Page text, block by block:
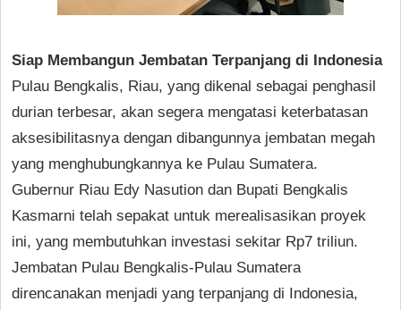
Siap Membangun Jembatan Terpanjang di Indonesia
Pulau Bengkalis, Riau, yang dikenal sebagai penghasil
durian terbesar, akan segera mengatasi keterbatasan
aksesibilitasnya dengan dibangunnya jembatan megah
yang menghubungkannya ke Pulau Sumatera.
Gubernur Riau Edy Nasution dan Bupati Bengkalis
Kasmarni telah sepakat untuk merealisasikan proyek
ini, yang membutuhkan investasi sekitar Rp7 triliun.
Jembatan Pulau Bengkalis-Pulau Sumatera
direncanakan menjadi yang terpanjang di Indonesia,